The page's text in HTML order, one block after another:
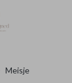
Meisje